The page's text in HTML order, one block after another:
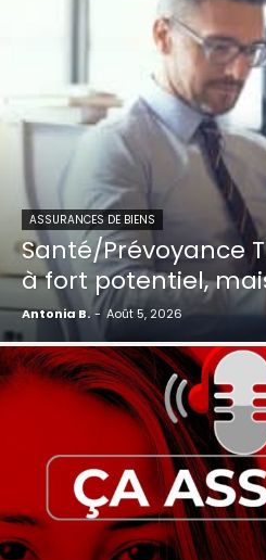
ASSURANCES DE BIENS
Santé/Prévoyance
à fort potentiel,
Antonia B. - Août 5, 2026